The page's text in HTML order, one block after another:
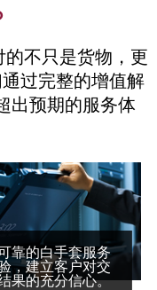
的不只是货物，更
过完整的增值解
出预期的服务体
靠的白手套服务
，建立客户对交
果的充分信心。